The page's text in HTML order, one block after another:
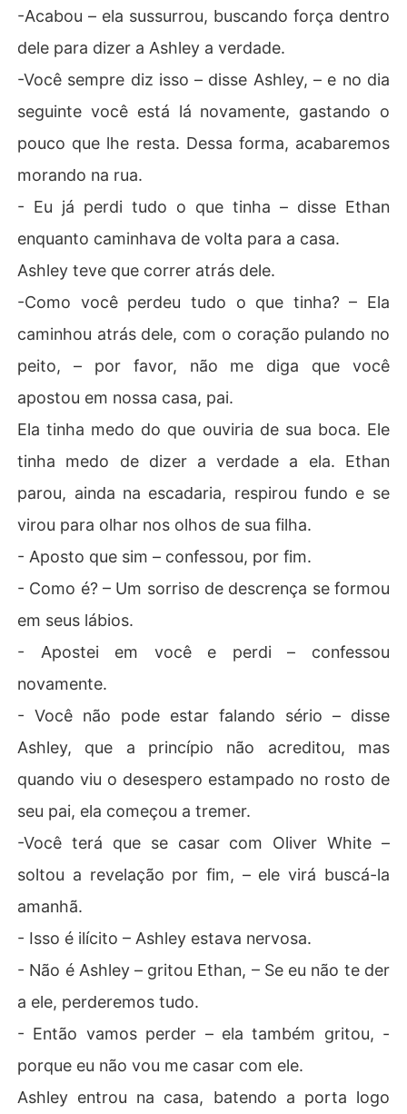
-Acabou – ela sussurrou, buscando força dentro
dele para dizer a Ashley a verdade.
-Você sempre diz isso – disse Ashley, – e no dia
seguinte você está lá novamente, gastando o
pouco que lhe resta. Dessa forma, acabaremos
morando na rua.
- Eu já perdi tudo o que tinha – disse Ethan
enquanto caminhava de volta para a casa.
Ashley teve que correr atrás dele.
-Como você perdeu tudo o que tinha? – Ela
caminhou atrás dele, com o coração pulando no
peito, – por favor, não me diga que você
apostou em nossa casa, pai.
Ela tinha medo do que ouviria de sua boca. Ele
tinha medo de dizer a verdade a ela. Ethan
parou, ainda na escadaria, respirou fundo e se
virou para olhar nos olhos de sua filha.
- Aposto que sim – confessou, por fim.
- Como é? – Um sorriso de descrença se formou
em seus lábios.
- Apostei em você e perdi – confessou
novamente.
- Você não pode estar falando sério – disse
Ashley, que a princípio não acreditou, mas
quando viu o desespero estampado no rosto de
seu pai, ela começou a tremer.
-Você terá que se casar com Oliver White –
soltou a revelação por fim, – ele virá buscá-la
amanhã.
- Isso é ilícito – Ashley estava nervosa.
- Não é Ashley – gritou Ethan, – Se eu não te der
a ele, perderemos tudo.
- Então vamos perder – ela também gritou, -
porque eu não vou me casar com ele.
Ashley entrou na casa, batendo a porta logo